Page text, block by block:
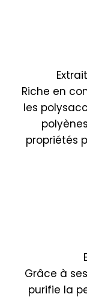
Riche en
les
propriétés
Grâce à
purifie la